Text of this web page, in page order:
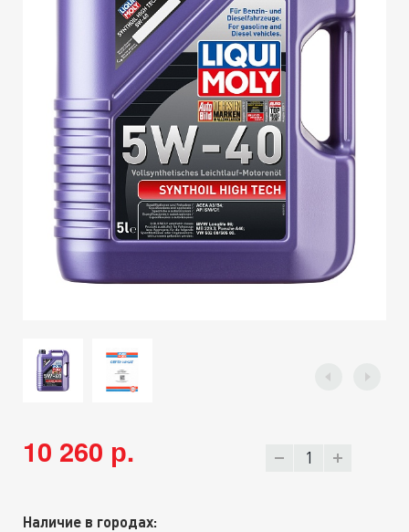
10 260 р.
Наличие в городах: